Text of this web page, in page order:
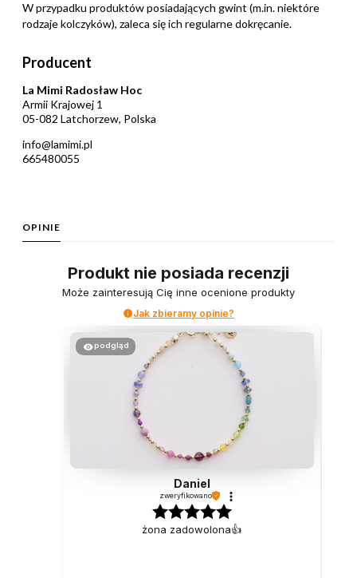
W przypadku produktów posiadających gwint (m.in. niektóre
rodzaje kolczyków), zaleca się ich regularne dokręcanie.
Producent
La Mimi Radosław Hoc
Armii Krajowej 1
05-082 Latchorzew, Polska
info@lamimi.pl
665480055
OPINIE
Produkt nie posiada recenzji
Może zainteresują Cię inne ocenione produkty
Jak zbieramy opinie?
podgląd
Daniel
zweryfikowano
żona zadowolona👍️